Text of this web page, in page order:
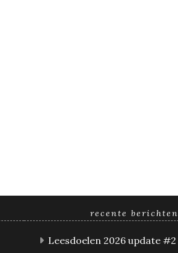
recente berichten
Leesdoelen 2026 update #2